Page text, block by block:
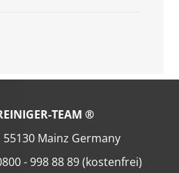
TEAM ®
Mainz Germany
- 998 88 89 (kostenfrei)